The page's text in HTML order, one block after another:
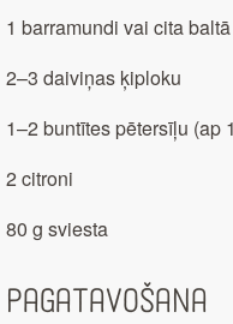
1 barramundi vai cita
2–3 daiviņas ķiploku
1–2 buntītes pētersīļu (ap
2 citroni
80 g sviesta
Pagatavošana